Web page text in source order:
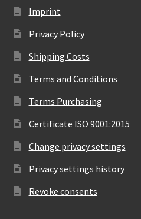
Imprint
Privacy Policy
Shipping Costs
Terms and Conditions
Terms Purchasing
Certificate ISO 9001:2015
Change privacy settings
Privacy settings history
Revoke consents